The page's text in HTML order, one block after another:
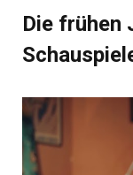
Die frühen